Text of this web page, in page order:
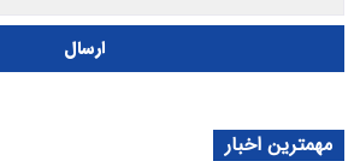
ارسال
مهمترین اخبار